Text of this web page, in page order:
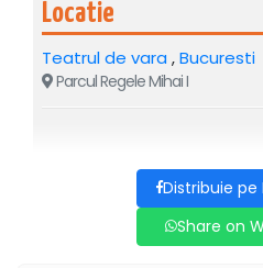
Locatie
Teatrul de vara ,Bucuresti
Parcul Regele Mihai I
Distribuie pe
Share on